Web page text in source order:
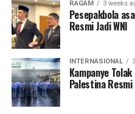
RAGAM 3 weeks
Pesepakbola
Resmi Jadi WNI
INTERNASIONAL
Kampanye
Palestina